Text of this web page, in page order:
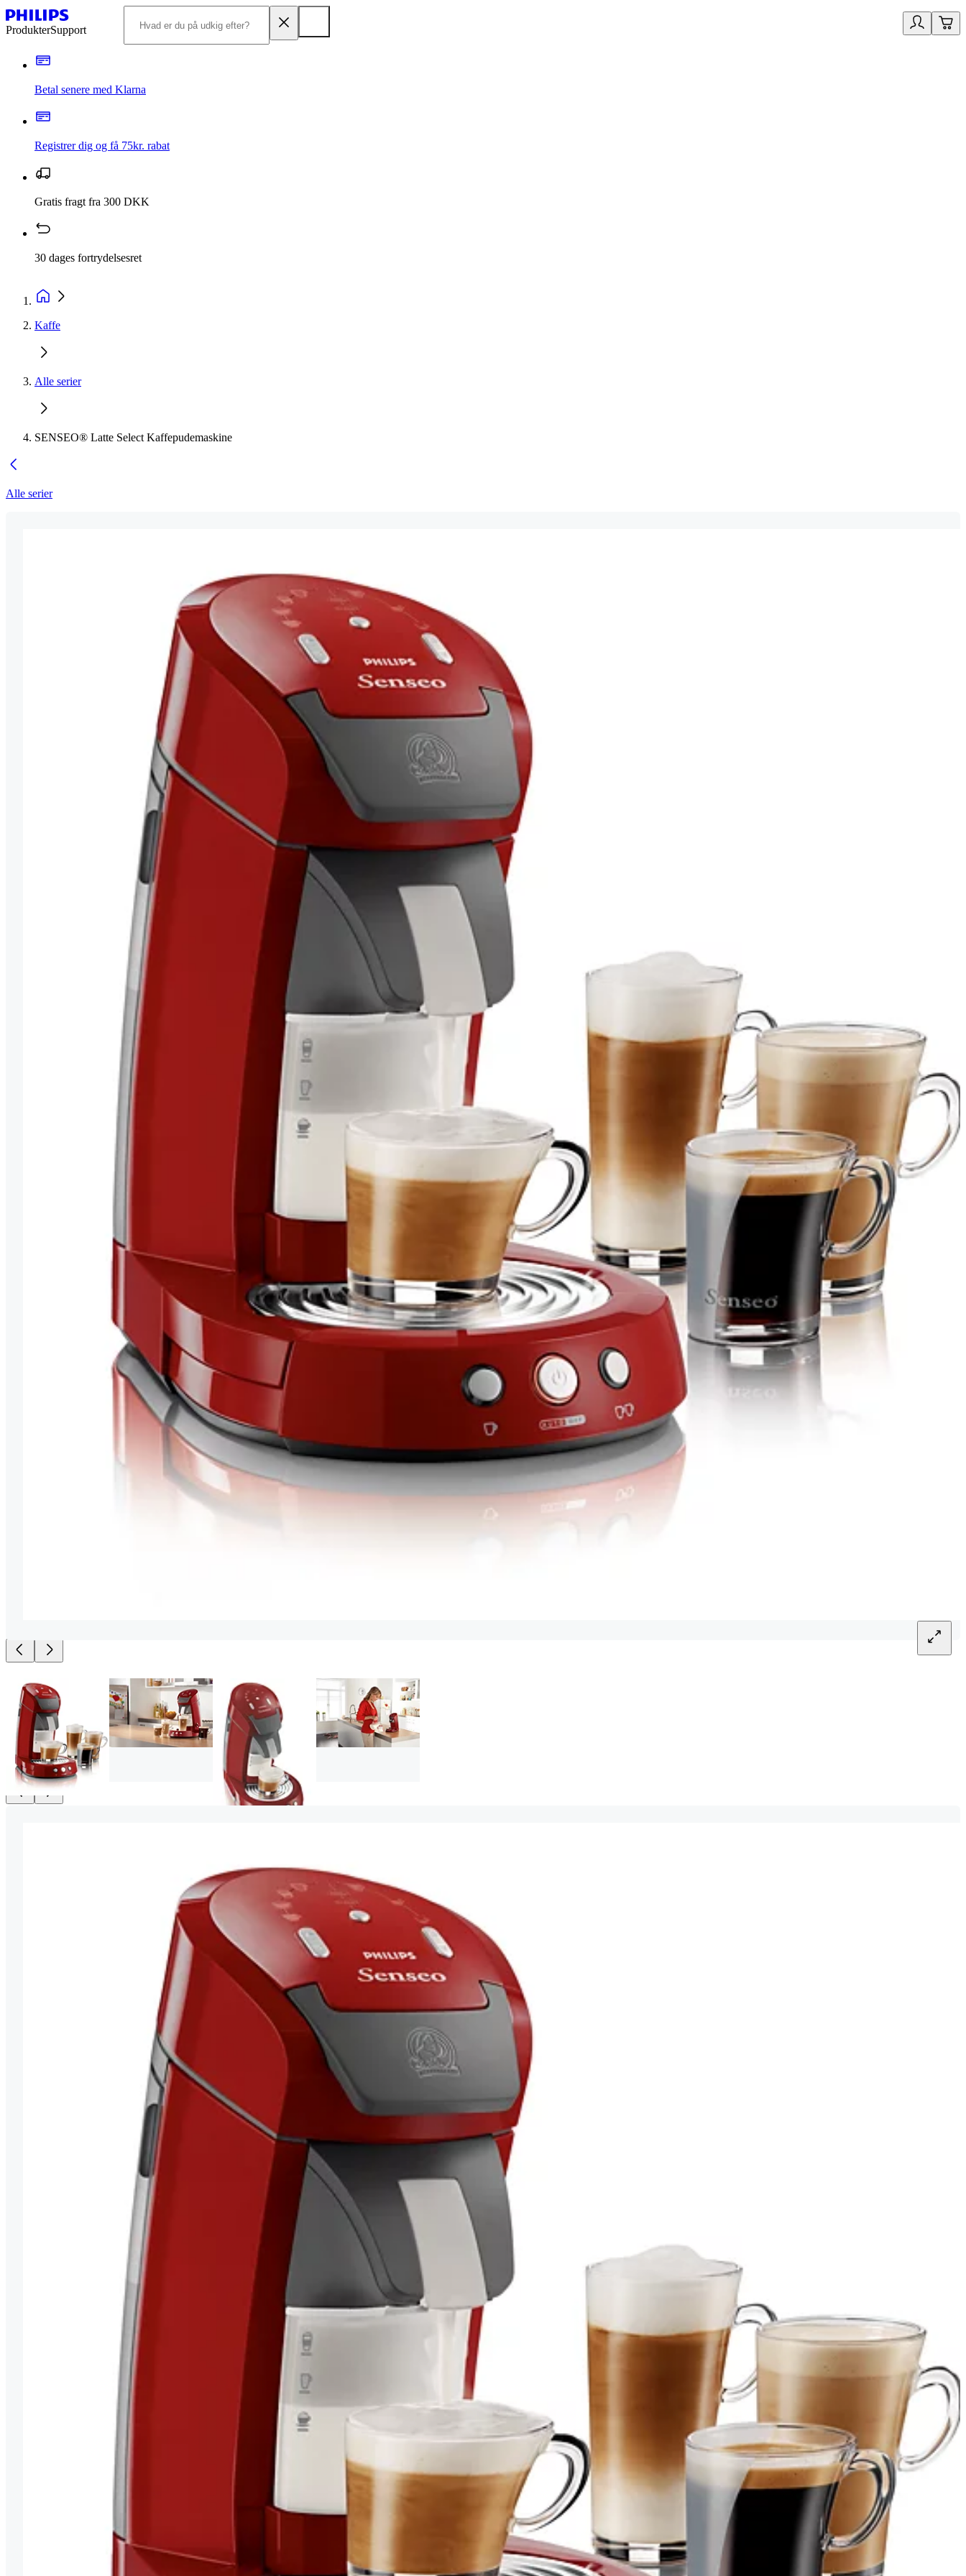
ProdukterSupport
Betal senere med Klarna
Registrer dig og få 75kr. rabat
Gratis fragt fra 300 DKK
30 dages fortrydelsesret
Kaffe
Alle serier
SENSEO® Latte Select Kaffepudemaskine
Alle serier